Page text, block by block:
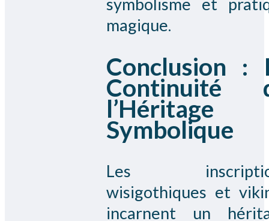
magique.
Conclusion :
Continuité
l’Héritage
Symbolique
Les
wisigothiques et
incarnent un